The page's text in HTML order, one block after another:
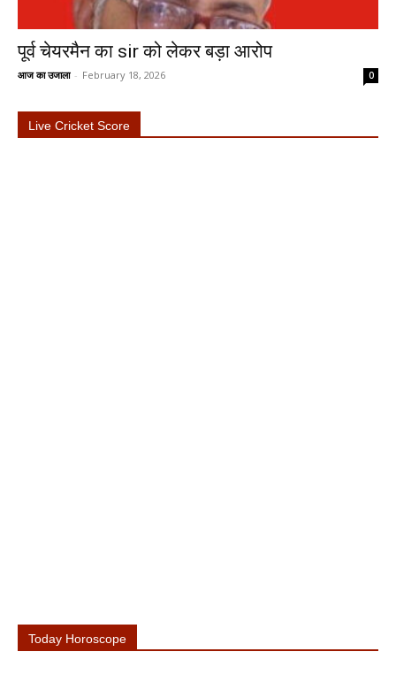
पूर्व चेयरमैन का sir को लेकर बड़ा आरोप
आज का उजाला - February 18, 2026 0
Live Cricket Score
Today Horoscope